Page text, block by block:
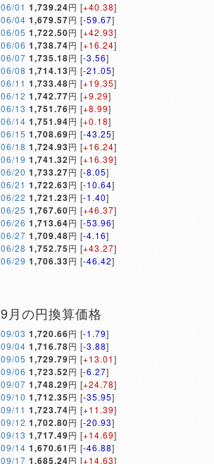
06/01 1,739.24円 [+40.38]
06/04 1,679.57円 [-59.67]
06/05 1,722.50円 [+42.93]
06/06 1,738.74円 [+16.24]
06/07 1,735.18円 [-3.56]
06/08 1,714.13円 [-21.05]
06/11 1,733.48円 [+19.35]
06/12 1,742.77円 [+9.29]
06/13 1,751.76円 [+8.99]
06/14 1,751.94円 [+0.18]
06/15 1,708.69円 [-43.25]
06/18 1,724.93円 [+16.24]
06/19 1,741.32円 [+16.39]
06/20 1,733.27円 [-8.05]
06/21 1,722.63円 [-10.64]
06/22 1,721.23円 [-1.40]
06/25 1,767.60円 [+46.37]
06/26 1,713.64円 [-53.96]
06/27 1,709.48円 [-4.16]
06/28 1,752.75円 [+43.27]
06/29 1,706.33円 [-46.42]
9月の円換算価格
09/03 1,720.66円 [-1.79]
09/04 1,716.78円 [-3.88]
09/05 1,729.79円 [+13.01]
09/06 1,723.52円 [-6.27]
09/07 1,748.29円 [+24.78]
09/10 1,712.35円 [-35.95]
09/11 1,723.74円 [+11.39]
09/12 1,702.80円 [-20.93]
09/13 1,717.49円 [+14.69]
09/14 1,670.61 円 [-46.88]
09/17 1,685.24円 [+14.63]